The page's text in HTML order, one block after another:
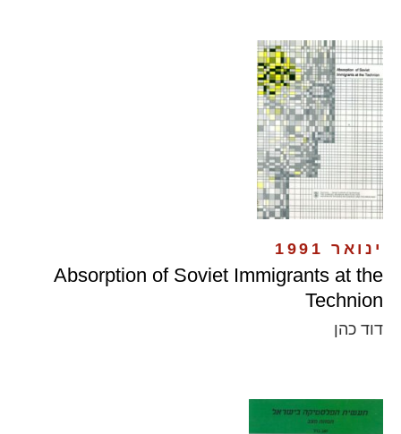
ינואר 1991
Absorption of Soviet Immigrants at the
Technion
דוד כהן